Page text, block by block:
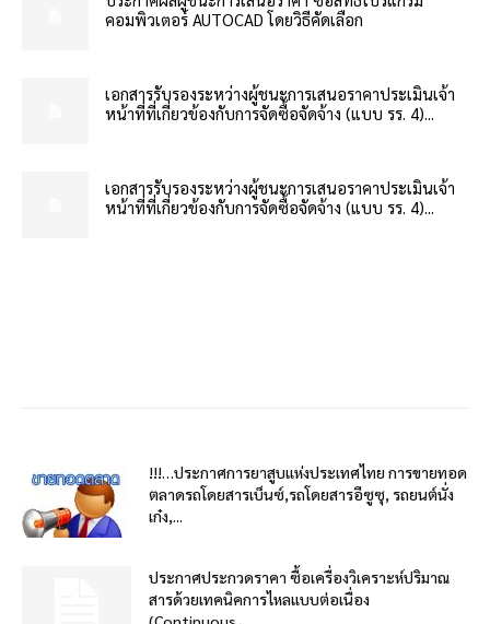
คอมพิวเตอร์ AUTOCAD โดยวิธีคัดเลือก
เอกสารรับรองระหว่างผู้ชนะการเสนอราคาประเมินเจ้า
หน้าที่ที่เกี่ยวข้องกับการจัดซื้อจัดจ้าง (แบบ รร. 4)...
เอกสารรับรองระหว่างผู้ชนะการเสนอราคาประเมินเจ้า
หน้าที่ที่เกี่ยวข้องกับการจัดซื้อจัดจ้าง (แบบ รร. 4)...
!!!…ประกาศการยาสูบแห่งประเทศไทย การขายทอด
ตลาดรถโดยสารเบ็นซ์,รถโดยสารอีซูซุ, รถยนต์นั่ง
เก๋ง,...
ประกาศประกวดราคา ซื้อเครื่องวิเคราะห์ปริมาณ
สารด้วยเทคนิคการไหลแบบต่อเนื่อง